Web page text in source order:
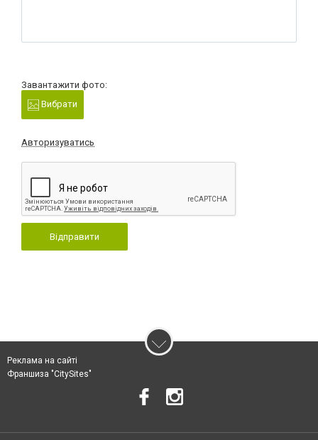
Завантажити фото:
Вибрати
Авторизуватись
Відправити
Реклама на сайті
Франшиза "CitySites"